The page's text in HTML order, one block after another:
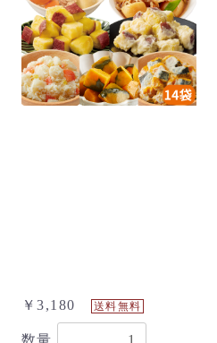
￥3,180 送料無料
数量